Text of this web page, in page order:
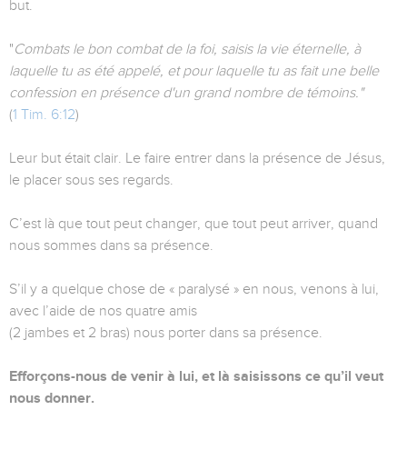
but.
"Combats le bon combat de la foi, saisis la vie éternelle, à
laquelle tu as été appelé, et pour laquelle tu as fait une belle
confession en présence d'un grand nombre de témoins."
(1 Tim. 6:12)
Leur but était clair. Le faire entrer dans la présence de Jésus,
le placer sous ses regards.
C’est là que tout peut changer, que tout peut arriver, quand
nous sommes dans sa présence.
S’il y a quelque chose de « paralysé » en nous, venons à lui,
avec l’aide de nos quatre amis
(2 jambes et 2 bras) nous porter dans sa présence.
Efforçons-nous de venir à lui, et là saisissons ce qu’il veut
nous donner.